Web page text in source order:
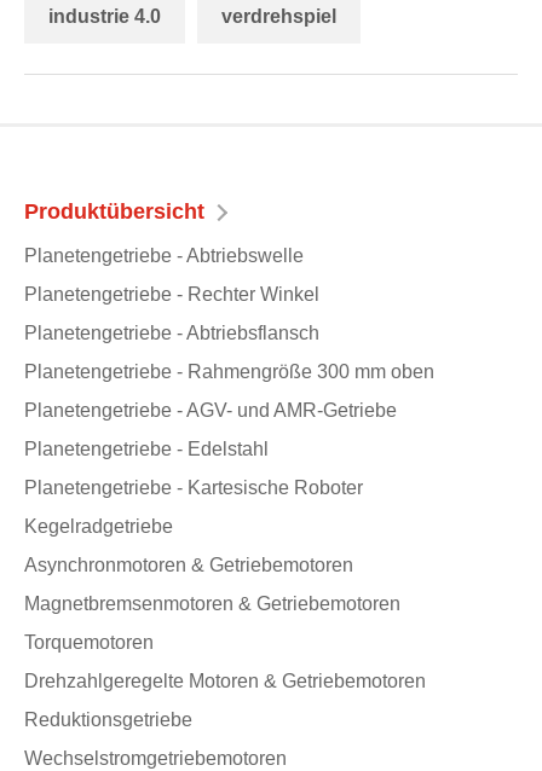
industrie 4.0 verdrehspiel
Produktübersicht
Planetengetriebe - Abtriebswelle
Planetengetriebe - Rechter Winkel
Planetengetriebe - Abtriebsflansch
Planetengetriebe - Rahmengröße 300 mm oben
Planetengetriebe - AGV- und AMR-Getriebe
Planetengetriebe - Edelstahl
Planetengetriebe - Kartesische Roboter
Kegelradgetriebe
Asynchronmotoren & Getriebemotoren
Magnetbremsenmotoren & Getriebemotoren
Torquemotoren
Drehzahlgeregelte Motoren & Getriebemotoren
Reduktionsgetriebe
Wechselstromgetriebemotoren